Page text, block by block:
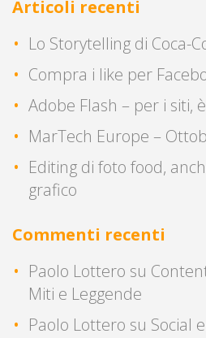
Articoli recenti
Lo Storytelling di Coca-
Compra i like per
Adobe Flash – per i siti,
MarTech Europe –
Editing di foto food,
grafico
Commenti recenti
Paolo Lottero su
Miti e Leggende
Paolo Lottero su Social